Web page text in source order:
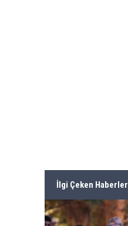
İlgi Çeken Haberler